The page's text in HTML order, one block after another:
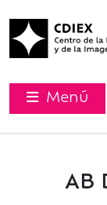
Menú
AB